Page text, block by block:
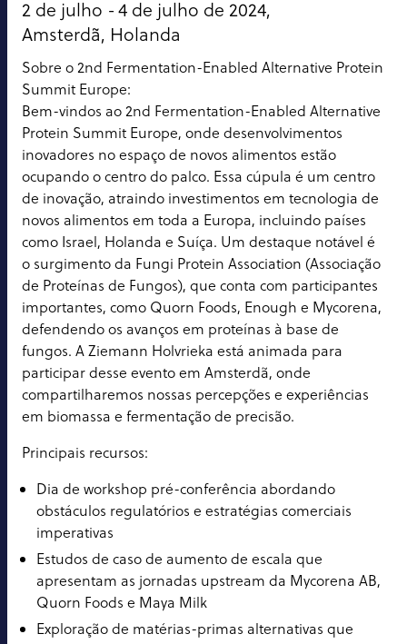
2 de julho -4 de julho de 2024,
Amsterdã, Holanda
Sobre o 2nd Fermentation-Enabled Alternative Protein
Summit Europe:
Bem-vindos ao 2nd Fermentation-Enabled Alternative
Protein Summit Europe, onde desenvolvimentos
inovadores no espaço de novos alimentos estão
ocupando o centro do palco. Essa cúpula é um centro
de inovação, atraindo investimentos em tecnologia de
novos alimentos em toda a Europa, incluindo países
como Israel, Holanda e Suíça. Um destaque notável é
o surgimento da Fungi Protein Association (Associação
de Proteínas de Fungos), que conta com participantes
importantes, como Quorn Foods, Enough e Mycorena,
defendendo os avanços em proteínas à base de
fungos. A Ziemann Holvrieka está animada para
participar desse evento em Amsterdã, onde
compartilharemos nossas percepções e experiências
em biomassa e fermentação de precisão.
Principais recursos:
Dia de workshop pré-conferência abordando
obstáculos regulatórios e estratégias comerciais
imperativas
Estudos de caso de aumento de escala que
apresentam as jornadas upstream da Mycorena AB,
Quorn Foods e Maya Milk
Exploração de matérias-primas alternativas que